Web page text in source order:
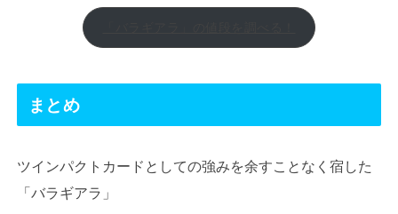
まとめ
ツインパクトカードとしての強みを余すことなく宿した
「バラギアラ」